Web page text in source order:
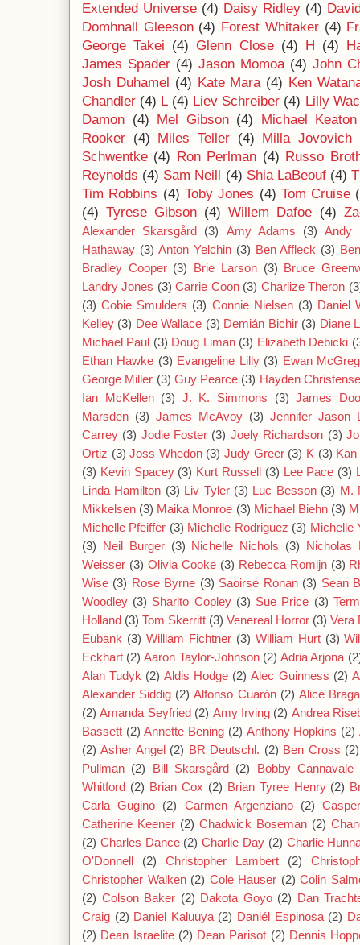
Extended Universe (4) Daisy Ridley (4)
Domhnall Gleeson (4) Forest Whitaker (4)
George Takei (4) Glenn Close (4) H (4)
James Spader (4) Jason Momoa (4) John
Josh Duhamel (4) Kate Mara (4) Ken
Chandler (4) L (4) Liev Schreiber (4) Lilly
Damon (4) Mel Gibson (4)
Michael Keaton
Rooker (4) Miles Teller (4) Milla Jovovich
Schwentke (4) Ron Perlman (4) Russo
Reynolds (4) Sam Neill (4) Shia LaBeouf (4)
Tim Robbins (4) Toby Jones (4) Tom Cruise
(4) Tyrese Gibson (4) Willem Dafoe (4)
Alexander Skarsgård (3) Amy Adams (3)
Andy
Hathaway (3) Anton Yelchin (3) Ben Affleck (3)
Bradley Cooper (3) Brie Larson (3) Bruce
Landry Jones (3) Carrie Coon (3) Charlize Theron
(3) Cobie Smulders (3) Connie Nielsen (3) Daniel
Kelley (3) Dee Wallace (3) Demián Bichir (3) Diane
Michael Paul (3) Doug Liman (3) Elizabeth Debicki
Ethan Hawke (3) Evangeline Lilly (3) Ewan
George Miller (3) Guy Pearce (3) Hayden
Ian McKellen (3) J. K. Simmons (3) James
Marsden (3) James McAvoy (3) Jennifer Jason
Carrey (3) Jodie Foster (3) Joely Richardson (3)
Ortiz (3) Joss Whedon (3) Judy Greer (3) K (3) Kan
(3) Kevin Spacey (3) Kurt Russell (3) Lee Pace (3)
Linda Hamilton (3) Liv Tyler (3) Luc Besson (3) M.
Mikkelsen (3) Maika Monroe (3) Michael Biehn (3)
Michelle Pfeiffer (3) Michelle Rodriguez (3) Michelle
(3) Neil Burger (3) Nichelle Nichols (3) Nicholas
Weisser (3) Olivia Cooke (3) Rebecca Romijn (3)
Wise (3) Rose Byrne (3) Saoirse Ronan (3) Sean
Woodley (3) Sharlto Copley (3) Sue Price (3)
Holland (3) Tom Skerritt (3) Venereal Horror (3) Vera
Eubank (3) William Fichtner (3) William Hurt (3)
Eckhart (2) Aaron Taylor-Johnson (2) Adria Arjona
Alan Tudyk (2) Aldis Hodge (2) Alec Guinness (2)
Alexander Siddig (2) Alfonso Cuarón (2) Alice Braga
(2) Amanda Seyfried (2) Amy Irving (2) Andrea
Bassett (2) Annette Bening (2) Anthony Hopkins (2)
(2) Asher Angel (2) BR Deutschl. (2) Ben Cross (2)
Pullman (2) Bill Skarsgård (2)
Bobby Cannavale
Whitford (2) Brian Cox (2) Brian Tyree Henry (2)
Carla Gugino (2) Carmen Argenziano (2)
Catherine Keener (2) Chadwick Boseman (2)
(2) Charles Dance (2) Charlie Day (2) Charlie
O'Donnell
(2) Christopher Lambert (2)
Christopher Walken (2) Cole Hauser (2) Colin
(2) Colson Baker (2) Dakota Goyo (2) Dan
Craig (2) Daniel Kaluuya (2) Daniél Espinosa (2)
(2) Dean Israelite (2) Dean Parisot (2) Dennis